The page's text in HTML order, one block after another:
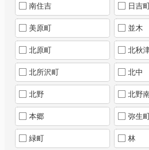
南住吉 日吉
美原町 並木
北原町 北秋
北所沢町 北中
北野 北野
本郷 弥生
緑町 林